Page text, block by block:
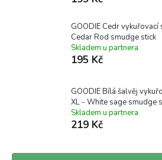
GOODIE Cedr vykuřovací
Cedar Rod smudge stick
Skladem u partnera
195 Kč
GOODIE Bílá šalvěj
XL - White sage smudge
Skladem u partnera
219 Kč